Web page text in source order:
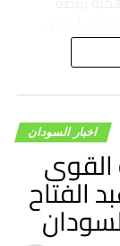
إلى أنّ
اخبار السودان
القوى
الفتاح